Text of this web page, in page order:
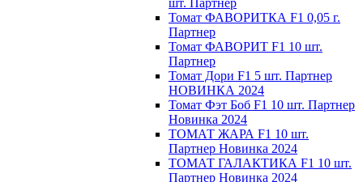
шт. Партнер
Томат ФАВОРИТКА F1 0,05 г.
Партнер
Томат ФАВОРИТ F1 10 шт.
Партнер
Томат Дори F1 5 шт. Партнер
НОВИНКА 2024
Томат Фэт Боб F1 10 шт. Партнер
Новинка 2024
ТОМАТ ЖАРА F1 10 шт.
Партнер Новинка 2024
ТОМАТ ГАЛАКТИКА F1 10 шт.
Партнер Новинка 2024